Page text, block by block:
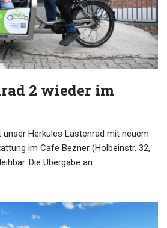
2 wieder im
Herkules Lastenrad mit neuem
im Cafe Bezner (Holbeinstr. 32,
Die Übergabe an